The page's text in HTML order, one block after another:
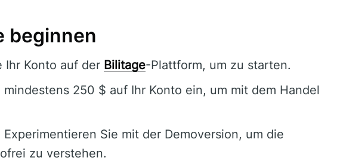
beginnen
Ihr Konto auf der Bilitage-Plattform, um zu starten.
mindestens 250 $ auf Ihr Konto ein, um mit dem Handel
Experimentieren Sie mit der Demoversion, um die
zu verstehen.